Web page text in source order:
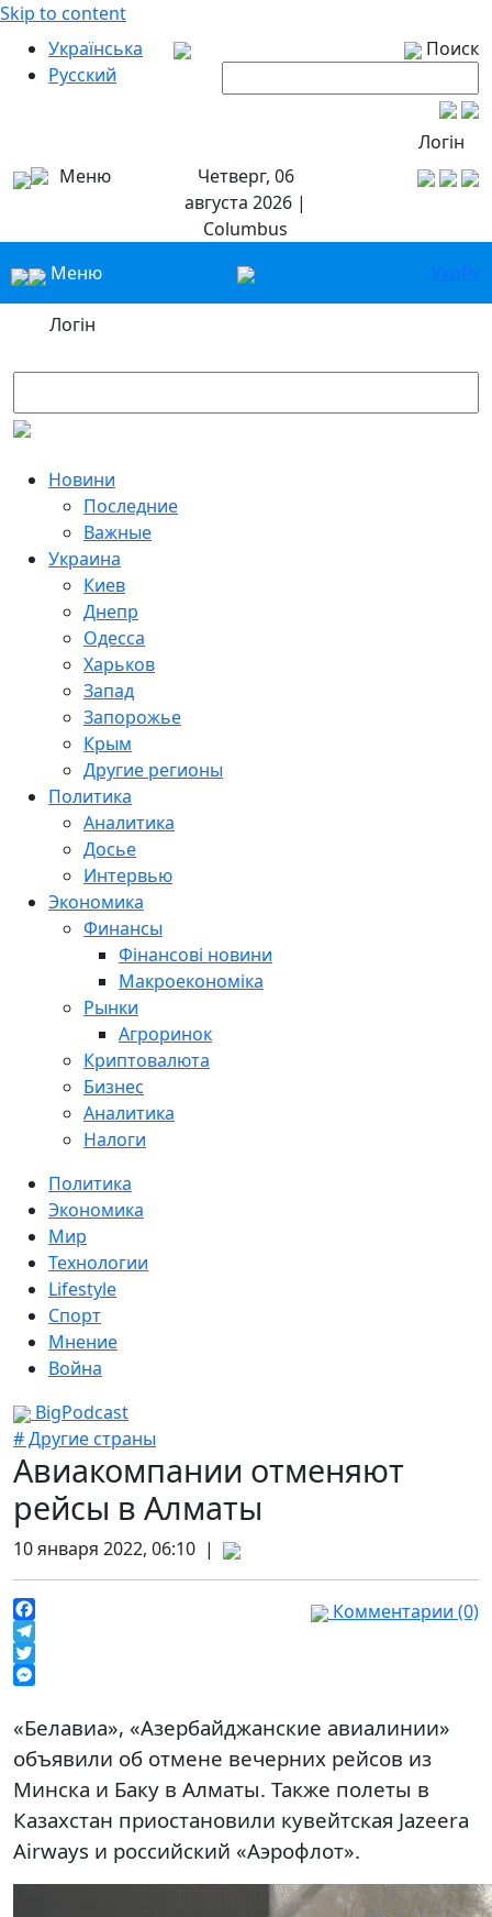
Skip to content
Українська
Русский
Поиск
Логін
Меню
Четверг, 06
августа 2026 |
Columbus
Меню
УкрРу
Логін
Новини
Последние
Важные
Украина
Киев
Днепр
Одесса
Харьков
Запад
Запорожье
Крым
Другие регионы
Политика
Аналитика
Досье
Интервью
Экономика
Финансы
Фінансові новини
Макроекономіка
Рынки
Агроринок
Криптовалюта
Бизнес
Аналитика
Налоги
Политика
Экономика
Мир
Технологии
Lifestyle
Спорт
Мнение
Война
BigPodcast
# Другие страны
Авиакомпании отменяют
рейсы в Алматы
10 января 2022, 06:10 |
Facebook
Telegram
Twitter
Комментарии (0)
«Белавиа», «Азербайджанские авиалинии»
объявили об отмене вечерних рейсов из
Минска и Баку в Алматы. Также полеты в
Казахстан приостановили кувейтская Jazeera
Airways и российский «Аэрофлот».